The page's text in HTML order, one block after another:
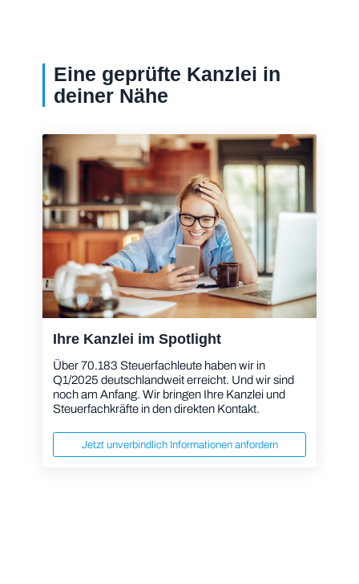
Eine geprüfte Kanzlei in
deiner Nähe
Ihre Kanzlei im Spotlight
Über 70.183 Steuerfachleute haben wir in
Q1/2025 deutschlandweit erreicht. Und wir sind
noch am Anfang. Wir bringen Ihre Kanzlei und
Steuerfachkräfte in den direkten Kontakt.
Jetzt unverbindlich Informationen anfordern